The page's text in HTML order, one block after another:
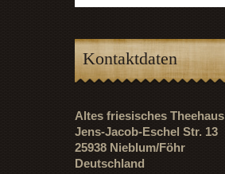
Kontaktdaten
Altes friesisches Theehaus
Jens-Jacob-Eschel Str. 13
25938 Nieblum/Föhr
Deutschland